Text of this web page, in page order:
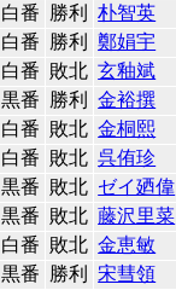
白番 勝利 朴智英
白番 勝利 鄭娟宇
白番 敗北 玄釉斌
黒番 勝利 金裕撰
白番 敗北 金桐熙
白番 敗北 呉侑珍
黒番 敗北 ゼイ廼偉
黒番 敗北 藤沢里菜
白番 敗北 金恵敏
黒番 勝利 宋彗領